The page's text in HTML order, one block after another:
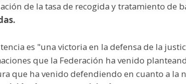
de la tasa de recogida y tratamiento de
es "una victoria en la defensa de la
que la Federación ha venido
que ha venido defendiendo en cuanto a la